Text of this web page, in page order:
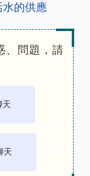
的供應
、問題，請
天
天